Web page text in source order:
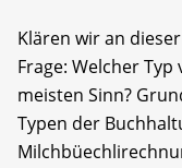
Klären wir an
Frage: Welcher
meisten Sinn?
Typen der